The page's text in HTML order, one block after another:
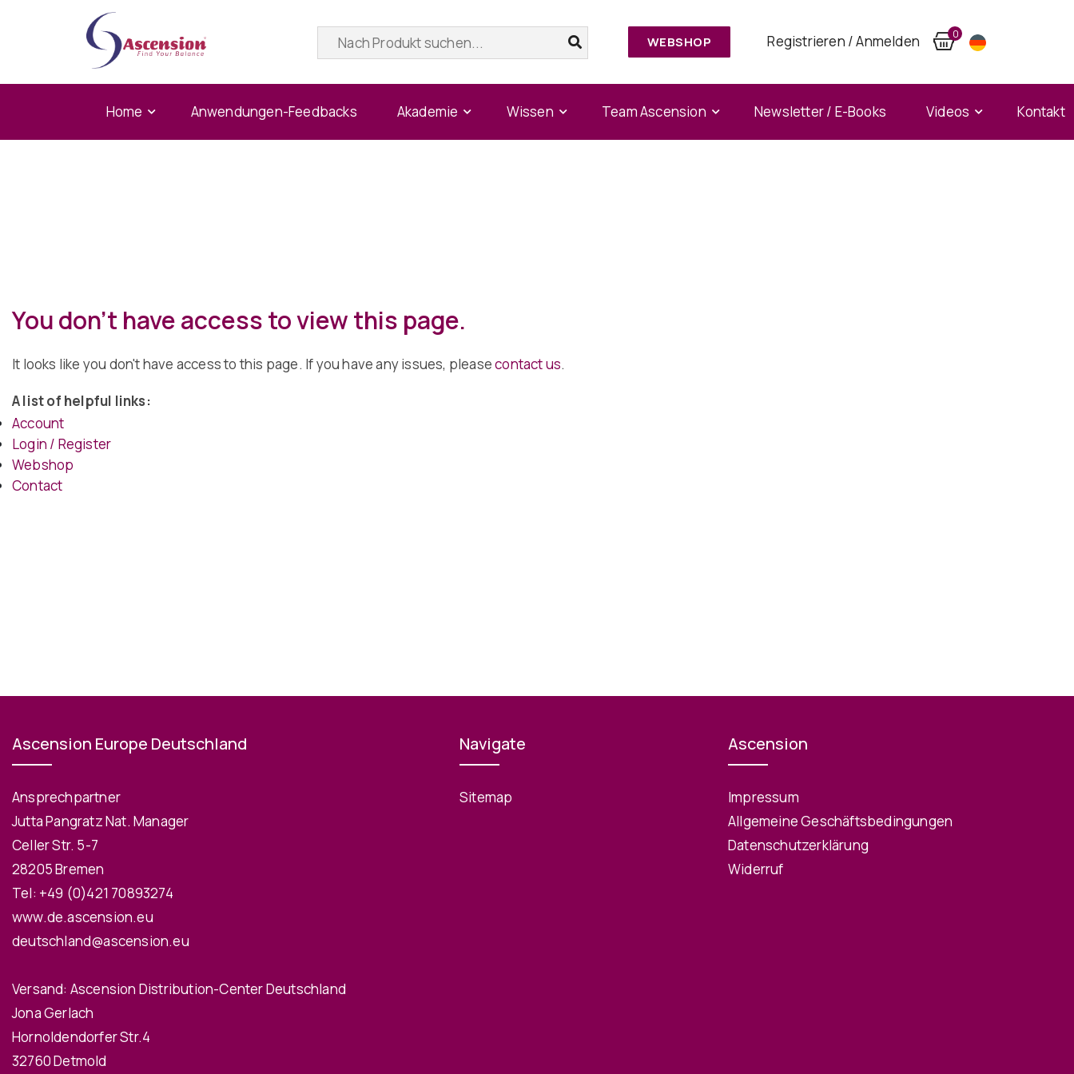
WEBSHOP Registrieren / Anmelden 0
Home Anwendungen-Feedbacks Akademie Wissen Team Ascension Newsletter / E-Books Videos Kontakt
Home/Veranstaltung anmelden
You don't have access to view this page.
It looks like you don't have access to this page. If you have any issues, pleasecontact us.
A list of helpful links:
Account
Login / Register
Webshop
Contact
Ascension Europe Deutschland
Ansprechpartner
Jutta Pangratz Nat. Manager
Celler Str. 5-7
28205 Bremen
Tel: +49 (0)421 70893274
www.de.ascension.eu
deutschland@ascension.eu
Versand: Ascension Distribution-Center Deutschland
Jona Gerlach
Hornoldendorfer Str.4
32760 Detmold
Navigate
Sitemap
Ascension
Impressum
Allgemeine Geschäftsbedingungen
Datenschutzerklärung
Widerruf